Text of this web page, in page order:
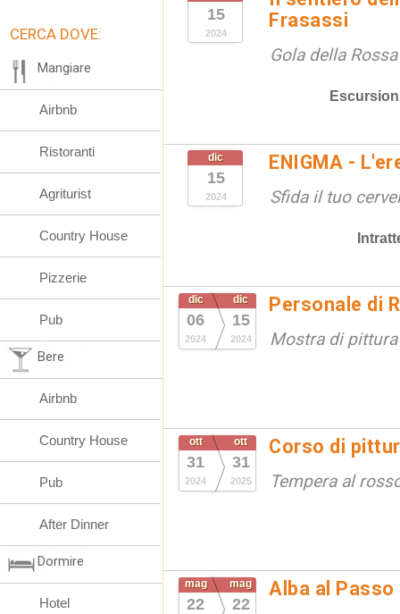
15
2024
Frasassi
Gola della
dic
15
2024
ENIGMA -
Sfida il tuo
dic
06
2024
dic
15
2024
Personale di
Mostra di pittura
ott
31
2024
ott
31
2025
Corso di
Tempera al
mag
22
mag
22
Alba al Passo
CERCA DOVE:
Mangiare
Airbnb
Ristoranti
Agriturist
Country House
Pizzerie
Pub
Bere
Airbnb
Country House
Pub
After Dinner
Dormire
Hotel